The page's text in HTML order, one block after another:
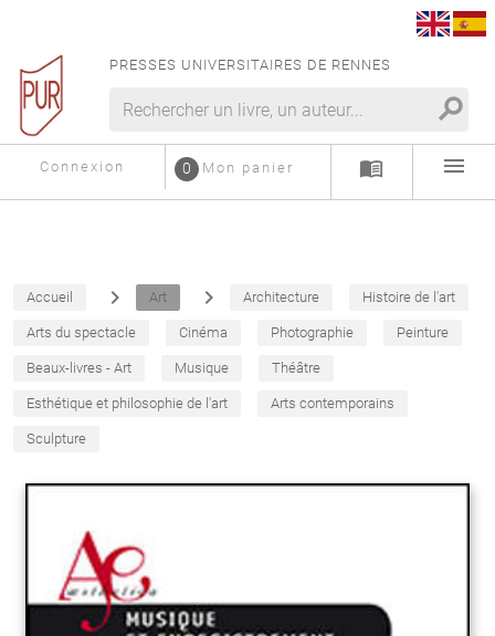
PRESSES UNIVERSITAIRES DE RENNES
search
Connexion Mon panier
0 menu_book menu
Accueil navigate_next Art navigate_next Architecture Histoire de l'art
Arts du spectacle Cinéma Photographie Peinture
Beaux-livres - Art Musique Théâtre
Esthétique et philosophie de l'art Arts contemporains
Sculpture